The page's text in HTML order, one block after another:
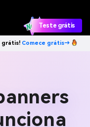
Teste grátis
grátis! Comece grátis→